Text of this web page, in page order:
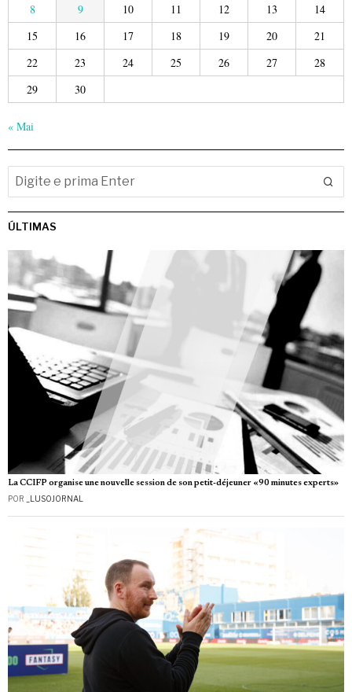
8
9 10 11 12 13
14
15
16 17 18 19 20
21
22
23 24 25 26 27
28
29
30
« Mai
ÚLTIMAS
La CCIFP organise une nouvelle session de son petit-déjeuner «90 minutes experts»
POR _LUSOJORNAL